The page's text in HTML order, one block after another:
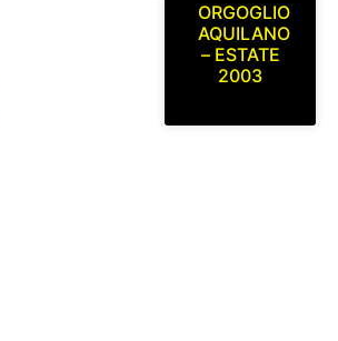
ORGOGLIO
AQUILANO
– ESTATE
2003